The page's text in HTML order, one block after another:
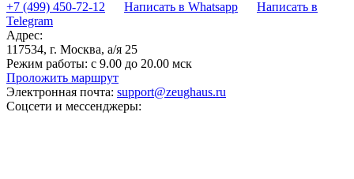
+7 (499) 450-72-12
Написать в Whatsapp
Написать в
Telegram
Адрес:
117534, г. Москва, а/я 25
Режим работы: с 9.00 до 20.00 мск
Проложить маршрут
Электронная почта: support@zeughaus.ru
Соцсети и мессенджеры: